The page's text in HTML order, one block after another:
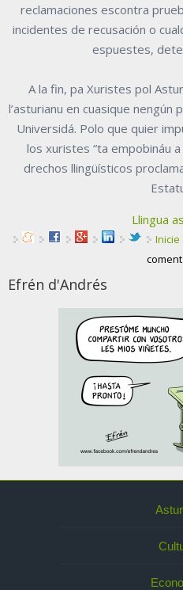
reclamaciones escontra
incidentes de recusación o
espuestes,
A la fin, pa Xuristes pol
l’asturianu en cuasique
Universidá. Polo que quier
los xuristes “ta empobináu
drechos llingüísticos
Llingua
Inicie
Efrén d'Andrés